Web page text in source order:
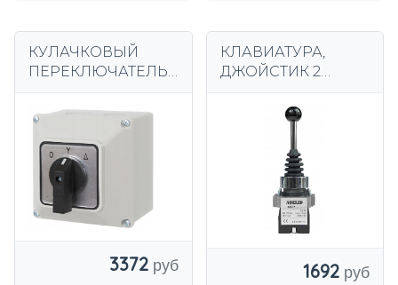
КУЛАЧКОВЫЙ
ПЕРЕКЛЮЧАТЕЛЬ
ТРЕУГОЛЬНИК 40A
0-Y-T в корпусе
IP65
3372
КЛАВИАТУРА,
ДЖОЙСТИК 2
моностабильный
1692